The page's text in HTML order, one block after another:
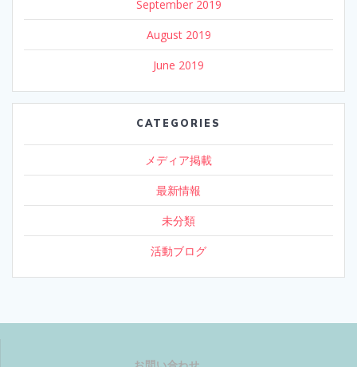
September 2019
August 2019
June 2019
CATEGORIES
メディア掲載
最新情報
未分類
活動ブログ
お問い合わせ